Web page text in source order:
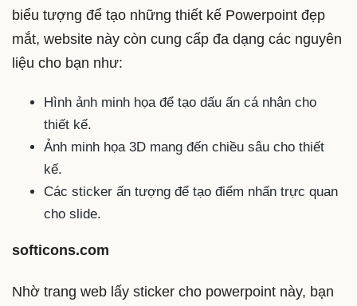
biểu tượng để tạo những thiết kế Powerpoint đẹp
mắt, website này còn cung cấp đa dạng các nguyên
liệu cho bạn như:
Hình ảnh minh họa để tạo dấu ấn cá nhân cho
thiết kế.
Ảnh minh họa 3D mang đến chiều sâu cho thiết
kế.
Các sticker ấn tượng để tạo điểm nhấn trực quan
cho slide.
softicons.com
Nhờ trang web lấy sticker cho powerpoint này, bạn